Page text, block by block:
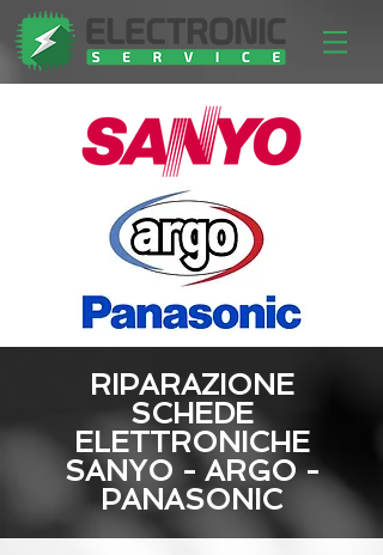
RIPARAZIONE
SCHEDE
ELETTRONICHE
SANYO - ARGO -
PANASONIC